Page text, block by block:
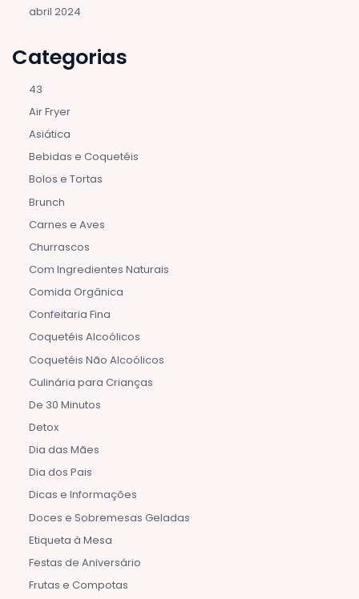
abril 2024
Categorias
43
Air Fryer
Asiática
Bebidas e Coquetéis
Bolos e Tortas
Brunch
Carnes e Aves
Churrascos
Com Ingredientes Naturais
Comida Orgânica
Confeitaria Fina
Coquetéis Alcoólicos
Coquetéis Não Alcoólicos
Culinária para Crianças
De 30 Minutos
Detox
Dia das Mães
Dia dos Pais
Dicas e Informações
Doces e Sobremesas Geladas
Etiqueta à Mesa
Festas de Aniversário
Frutas e Compotas